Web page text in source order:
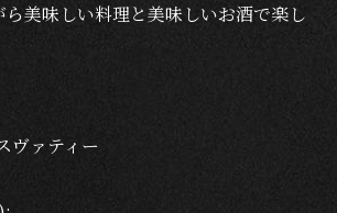
美味しい料理と美味しいお酒で楽し
ヴァティー